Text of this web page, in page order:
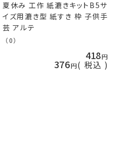
夏休み 工作 紙漉きキットB5サ
イズ用漉き型 紙すき 枠 子供手
芸 アルテ
（0）
418
376 税込